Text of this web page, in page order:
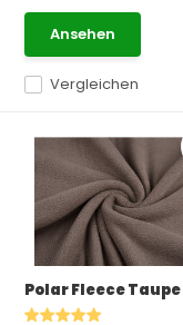
Vergleichen
Ansehen
Polar Fleece Taupe